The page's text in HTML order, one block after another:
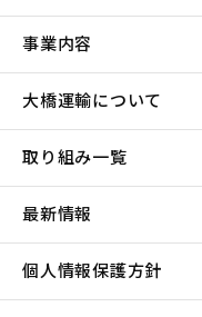
事業内容
大橋運輸について
取り組み一覧
最新情報
個人情報保護方針